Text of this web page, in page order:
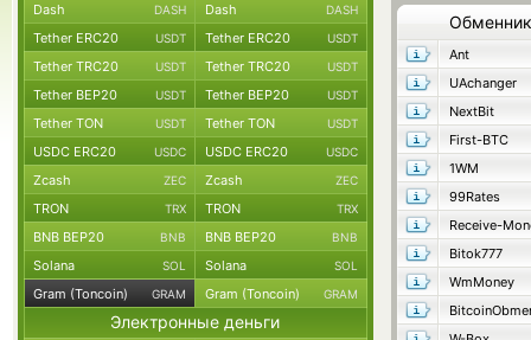
Обменник
Ant
UAchanger
NextBit
First-BTC
1WM
99Rates
Receive-
Bitok777
WmMoney
Dash DASH Dash DASH
Tether ERC20 USDT Tether ERC20 USDT
Tether TRC20 USDT Tether TRC20 USDT
Tether BEP20 USDT Tether BEP20 USDT
Tether TON USDT Tether TON USDT
USDC ERC20 USDC USDC ERC20 USDC
Zcash ZEC Zcash ZEC
TRON TRX TRON TRX
BNB BEP20 BNB BNB BEP20 BNB
Solana SOL Solana SOL
Gram (Toncoin) GRAM Gram (Toncoin) GRAM
Электронные деньги